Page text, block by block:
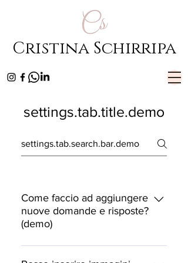
Cristina Schirripa
settings.tab.title.demo
Come faccio ad aggiungere
nuove domande e risposte?
(demo)
Segui questi passaggi: 1. Clicca sul